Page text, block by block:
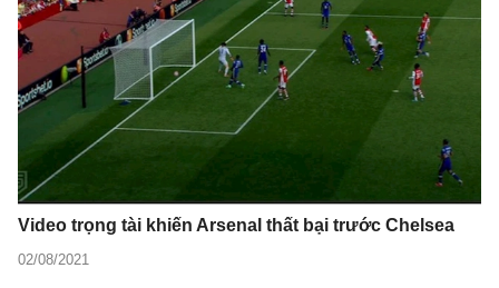
Video trọng tài khiến Arsenal thất bại trước Chelsea
02/08/2021